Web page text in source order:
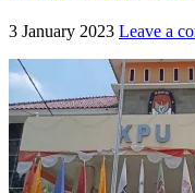
3 January 2023 Leave a